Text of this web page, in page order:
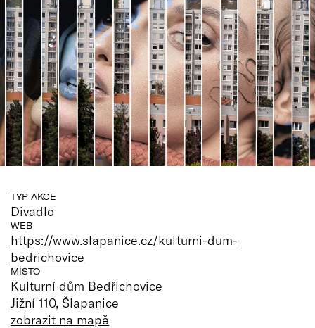
Vše o ČT
TYP AKCE
Divadlo
WEB
https://www.slapanice.cz/kulturni-dum-
bedrichovice
MÍSTO
Kulturní dům Bedřichovice
Jižní 110, Šlapanice
zobrazit na mapě